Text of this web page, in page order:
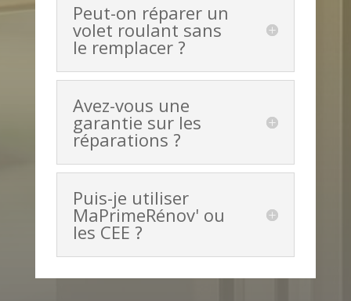
Peut-on réparer un
volet roulant sans
le remplacer ?
Avez-vous une
garantie sur les
réparations ?
Puis-je utiliser
MaPrimeRénov' ou
les CEE ?